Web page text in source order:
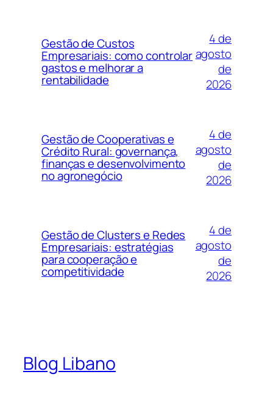
Gestão de Custos
Empresariais: como controlar
gastos e melhorar a
rentabilidade
4 de
agosto
de
2026
Gestão de Cooperativas e
Crédito Rural: governança,
finanças e desenvolvimento
no agronegócio
4 de
agosto
de
2026
Gestão de Clusters e Redes
Empresariais: estratégias
para cooperação e
competitividade
4 de
agosto
de
2026
Blog Libano